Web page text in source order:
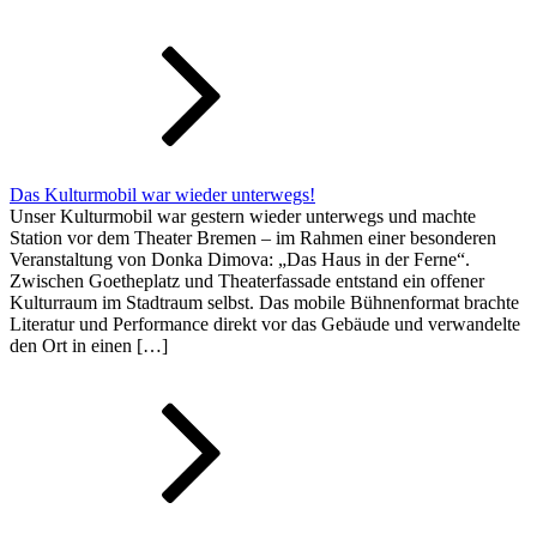
Das Kulturmobil war wieder unterwegs!
Unser Kulturmobil war gestern wieder unterwegs und machte
Station vor dem Theater Bremen – im Rahmen einer besonderen
Veranstaltung von Donka Dimova: „Das Haus in der Ferne“.
Zwischen Goetheplatz und Theaterfassade entstand ein offener
Kulturraum im Stadtraum selbst. Das mobile Bühnenformat brachte
Literatur und Performance direkt vor das Gebäude und verwandelte
den Ort in einen […]